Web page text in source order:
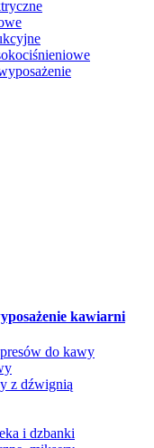
kawiarni
do kawy
z dźwignią
i dzbanki